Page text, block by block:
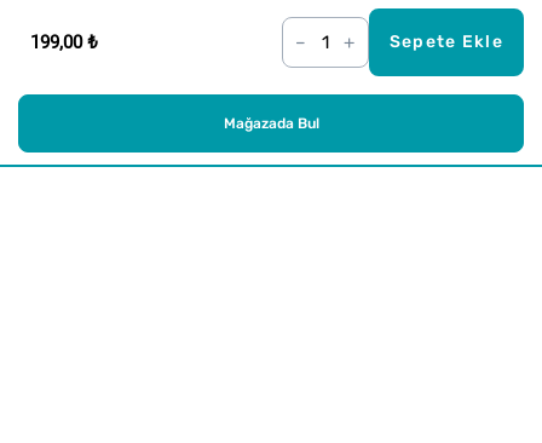
199,00 ₺ – + Sepete Ekle
Mağazada Bul